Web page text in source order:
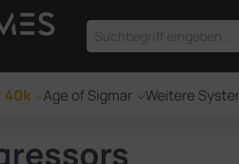
40k Age of Sigmar Weitere